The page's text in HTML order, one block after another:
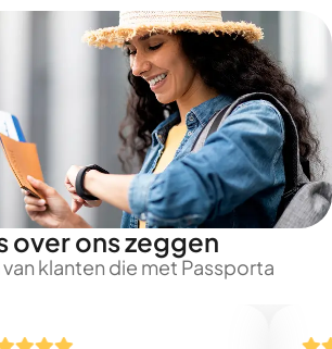
over ons zeggen
klanten die met Passporta